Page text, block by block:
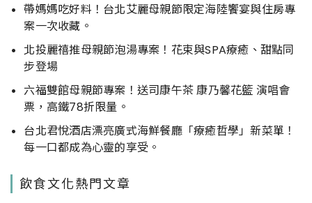
帶媽媽吃好料！台北艾麗母親節限定海陸饗宴與住房專
案一次收藏。
北投麗禧推母親節泡湯專案！花束與SPA療癒、甜點同
步登場
六福雙館母親節專案！送司康午茶 康乃馨花籃 演唱會
票，高鐵78折限量。
台北君悅酒店漂亮廣式海鮮餐廳「療癒哲學」新菜單！
每一口都成為心靈的享受。
飲食文化熱門文章